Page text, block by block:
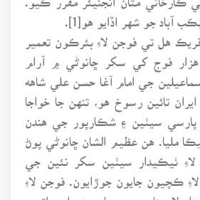
آباد جو شهر اڏايو هو[1].
هل تي فوجن لاءِ بئرڪون تعمير
جملي 18 هزار فوج کي سکر ڇانوڻي ۾ آرام
جي امام آغا حسن علي شاهه
تائين رسوخ هو، تنهن جا خواجا
پارسي سيٺين ۽ شڪارپور جي هندن
مليا. هن عظيم الشان ڇانوڻي پوڻ
ٺيڪيدار سيٺين سکر نئين جي
ڪچيون جايون جوڙايون. فوجن لاءِ
لاءِ مناري جي سامهون واري اترين